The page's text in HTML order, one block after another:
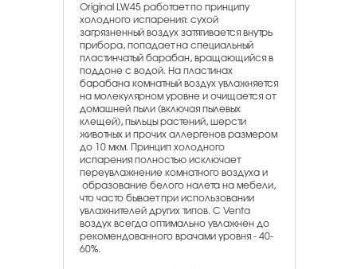
Original LW45 работает по принципу
холодного испарения: сухой
загрязненный воздух затягивается внутрь
прибора, попадает на специальный
пластинчатый барабан, вращающийся в
поддоне с водой. На пластинах
барабана комнатный воздух увлажняется
на молекулярном уровне и очищается от
домашней пыли (включая пылевых
клещей), пыльцы растений, шерсти
животных и прочих аллергенов размером
до 10 мкм. Принцип холодного
испарения полностью исключает
переувлажнение комнатного воздуха и
образование белого налета на мебели,
что часто бывает при использовании
увлажнителей других типов. С Venta
воздух всегда оптимально увлажнен до
рекомендованного врачами уровня - 40-
60%.